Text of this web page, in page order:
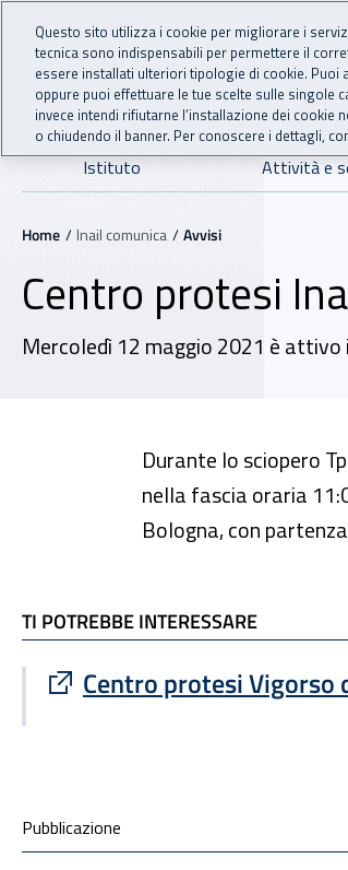
Vai al menu principale
Vai al contenuto principale
INAIL - Istituto
Navigazione
Istituto Attività e
Navigazione - Ti trovi in:
Home Inail comunica Avvisi
Centro protesi
Mercoledì 12 maggio 2021 è
Durante lo sciopero
nella fascia oraria
Bologna, con
TI POTREBBE INTERESSARE
TI POTREBBE INTERESSARE
Centro protesi Vigorso
Sito
Condivisione social
Pubblicazione
Questo sito utilizza i cookie per migliorare i
tecnica sono indispensabili per permettere il
essere installati ulteriori tipologie di cookie. Puoi
oppure puoi effettuare le tue scelte sulle singole
invece intendi rifiutarne l’installazione dei cookie
o chiudendo il banner. Per conoscere i dettagli,